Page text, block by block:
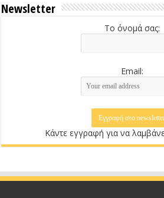
Newsletter
Το όνομά σας:
Email:
Κάντε εγγραφή για να